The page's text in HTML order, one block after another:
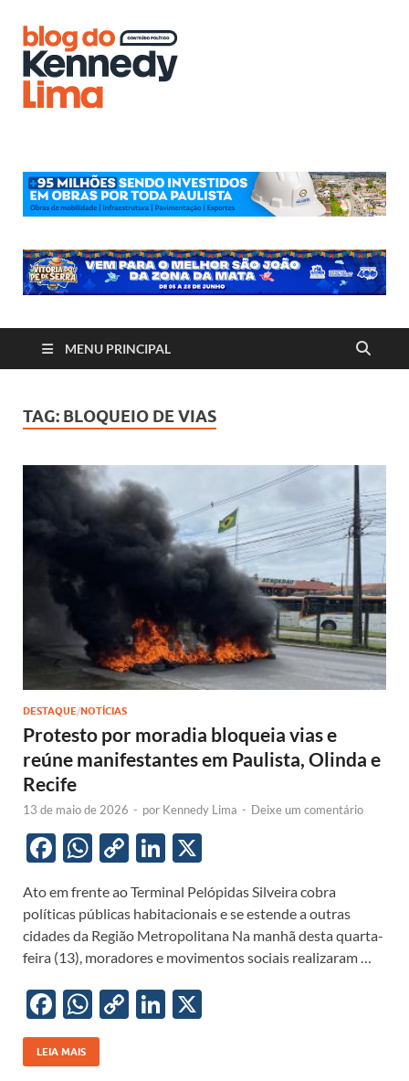
MENU PRINCIPAL
TAG: BLOQUEIO DE VIAS
DESTAQUE/NOTÍCIAS
Protesto por moradia bloqueia vias e
reúne manifestantes em Paulista, Olinda e
Recife
13 de maio de 2026 - por Kennedy Lima - Deixe um comentário
F
e
b
o
o
k
W
at
s
A
p
p
C
p
y
Li
n
k
Li
k
e
dI
n
Ato em frente ao Terminal Pelópidas Silveira cobra
políticas públicas habitacionais e se estende a outras
cidades da Região Metropolitana Na manhã desta quarta-
feira (13), moradores e movimentos sociais realizaram …
F
ac
e
W
h
at
C
Li
LEIA MAIS